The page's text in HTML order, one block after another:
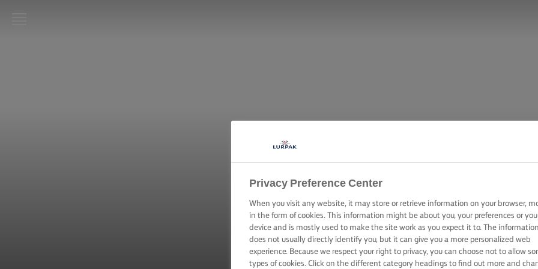
Privacy Preference Center
When you visit any website, it may store or retrieve information on your browser,
in the form of cookies. This information might be about you, your preferences or
device and is mostly used to make the site work as you expect it to. The information
does not usually directly identify you, but it can give you a more personalized web
experience. Because we respect your right to privacy, you can choose not to allow
types of cookies. Click on the different category headings to find out more and